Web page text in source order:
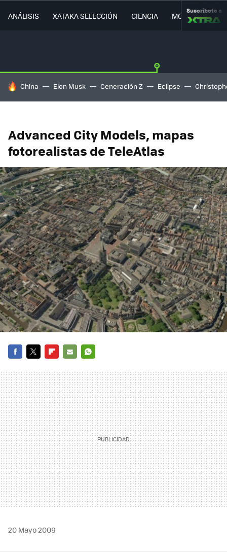
ANÁLISIS XATAKA SELECCIÓN CIENCIA MOVILIDAD
Suscríbete a
HOY SE HABLA DE
China Elon Musk Generación Z Eclipse
Advanced City Models, mapas
fotorealistas de TeleAtlas
MAIL
20 Mayo 2009